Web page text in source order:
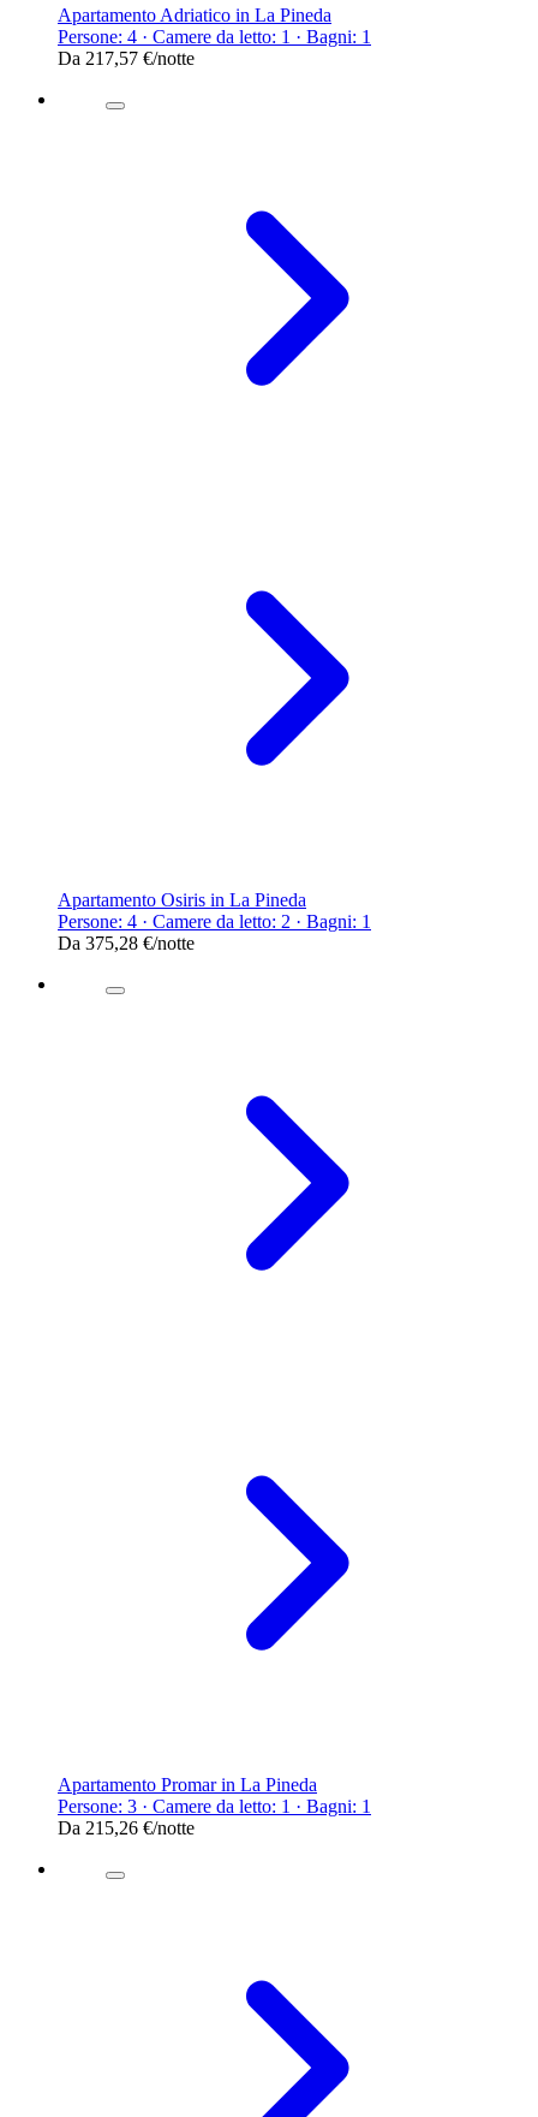
Apartamento Adriatico in La Pineda
Persone: 4 · Camere da letto: 1 · Bagni: 1
Da 217,57 €/notte
Apartamento Osiris in La Pineda
Persone: 4 · Camere da letto: 2 · Bagni: 1
Da 375,28 €/notte
Apartamento Promar in La Pineda
Persone: 3 · Camere da letto: 1 · Bagni: 1
Da 215,26 €/notte